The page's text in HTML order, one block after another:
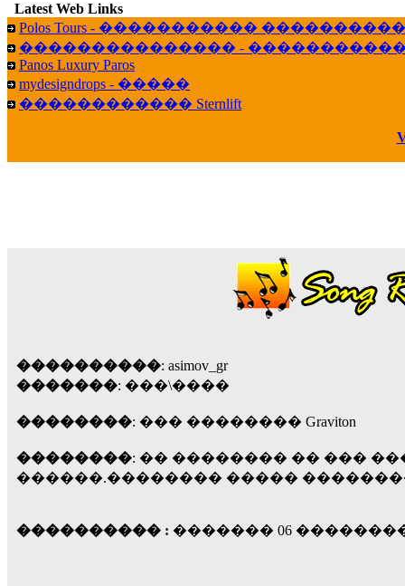
Galatea :Efharist&oacute;
03:56
LavantiS :that's great news! ����� �� ������!
14:35
Galatea :�� ����� ���� ������ ���
21:35
��� ��� ������ '������'...
Echo, ���� �� ������� ��
15:33
echo :��������� ����, ���������
������! ��� ������ �� �����...
LavantiS : ������� ���� ���� ������;
18:01
Latest Web Links
Polos Tours - �����������
��������������� -
Panos Luxury Paros
mydesigndrops - �����
������������ Sternlift
����������: asimov_gr
�������: ���\����
��������: ��� �������� Graviton
��������: �� �������� �� ���
������.�������� �����
���������� : ������� 06 ���������